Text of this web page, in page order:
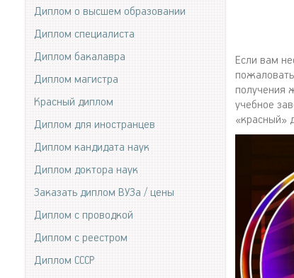
Если вам
получения
учебное
«красный»
Диплом о высшем образовании
Диплом специалиста
Диплом бакалавра
Диплом магистра
Красный диплом
Диплом для иностранцев
Диплом кандидата наук
Диплом доктора наук
Заказать диплом ВУЗа / цены
Диплом с проводкой
Диплом с реестром
Диплом СССР